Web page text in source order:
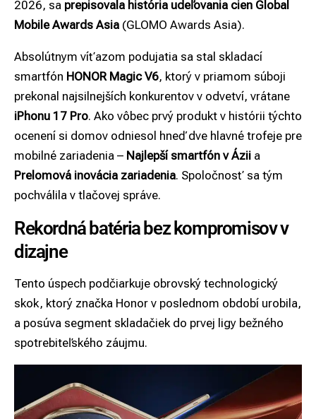
2026, sa prepisovala história udeľovania cien Global
Mobile Awards Asia (GLOMO Awards Asia).
Absolútnym víťazom podujatia sa stal skladací
smartfón HONOR Magic V6, ktorý v priamom súboji
prekonal najsilnejších konkurentov v odvetví, vrátane
iPhonu 17 Pro. Ako vôbec prvý produkt v histórii týchto
ocenení si domov odniesol hneď dve hlavné trofeje pre
mobilné zariadenia – Najlepší smartfón v Ázii a
Prelomová inovácia zariadenia. Spoločnosť sa tým
pochválila v tlačovej správe.
Rekordná batéria bez kompromisov v
dizajne
Tento úspech podčiarkuje obrovský technologický
skok, ktorý značka Honor v poslednom období urobila,
a posúva segment skladačiek do prvej ligy bežného
spotrebiteľského záujmu.